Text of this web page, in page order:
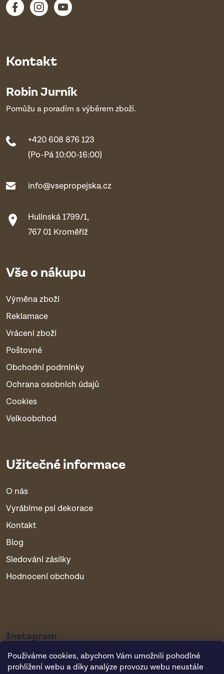
Používáme cookies, abychom Vám umožnili pohodlné
prohlížení webu a díky analýze provozu webu neustále
Kontakt
Robin Jurník
Pomůžu a poradím s výběrem zboží.
+420 608 876 123
(Po-Pá 10:00-16:00)
info@vsepropejska.cz
Hulínská 1799/1,
767 01 Kroměříž
Vše o nákupu
Výměna zboží
Reklamace
Vrácení zboží
Poštovné
Obchodní podmínky
Ochrana osobních údajů
Cookies
Velkoobchod
Užitečné informace
O nás
Vyrábíme psí dekorace
Kontakt
Blog
Sledování zásilky
Hodnocení obchodu
Instagram